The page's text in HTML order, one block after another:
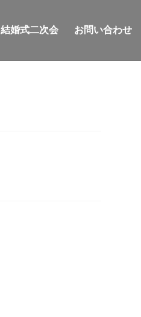
結婚式二次会 お問い合わせ